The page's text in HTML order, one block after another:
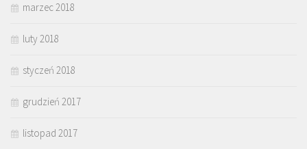
marzec 2018
luty 2018
styczeń 2018
grudzień 2017
listopad 2017